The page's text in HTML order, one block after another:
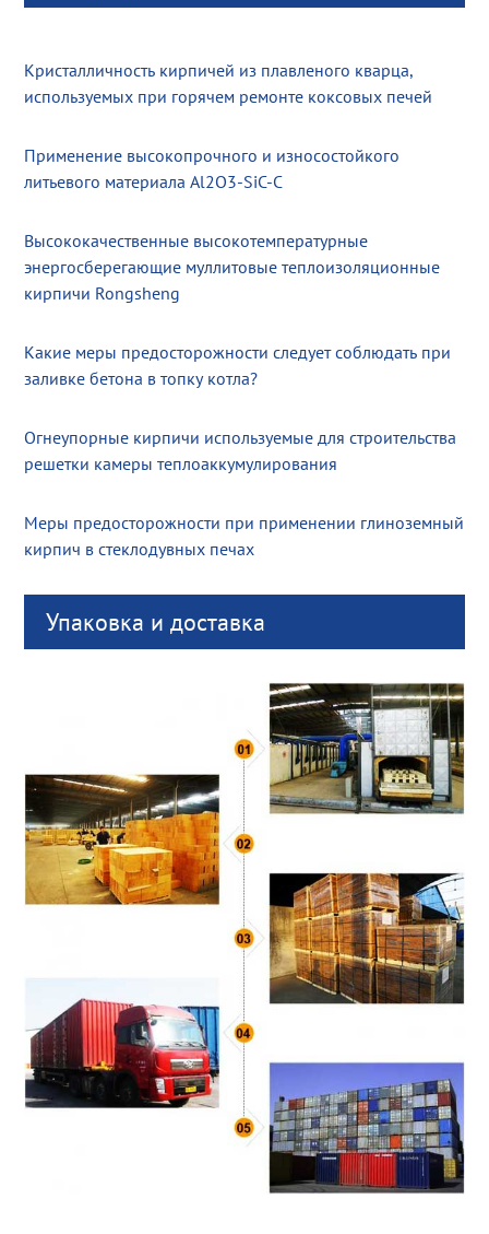
Кристалличность кирпичей из плавленого кварца,
используемых при горячем ремонте коксовых печей
Применение высокопрочного и износостойкого
литьевого материала Al2O3-SiC-C
Высококачественные высокотемпературные
энергосберегающие муллитовые теплоизоляционные
кирпичи Rongsheng
Какие меры предосторожности следует соблюдать при
заливке бетона в топку котла?
Огнеупорные кирпичи используемые для строительства
решетки камеры теплоаккумулирования
Меры предосторожности при применении глиноземный
кирпич в стеклодувных печах
Упаковка и доставка